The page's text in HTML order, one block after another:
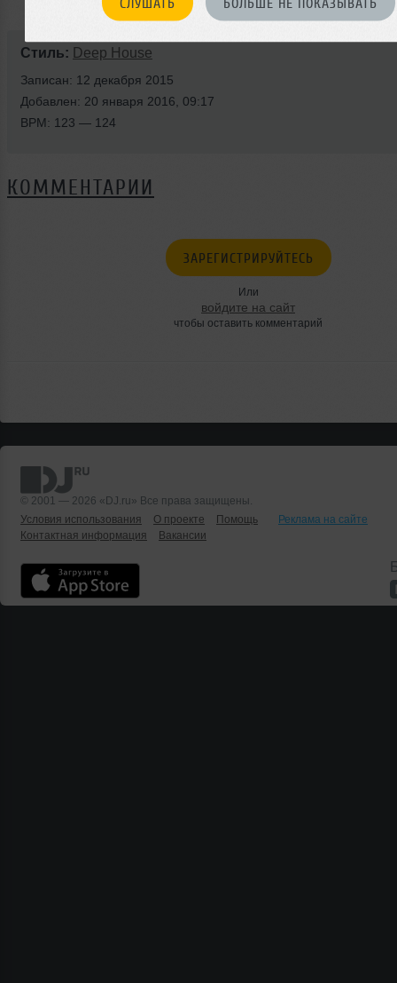
Стиль: Deep House
Записан: 12 декабря 2015
Добавлен: 20 января 2016, 09:17
BPM: 123 — 124
КОММЕНТАРИИ
ЗАРЕГИСТРИРУЙТЕСЬ
Или
войдите на сайт
чтобы оставить комментарий
© 2001 — 2026 «DJ.ru» Все права защищены.
Условия использования
О проекте Помощь
Реклама на сайте
Контактная информация
Вакансии